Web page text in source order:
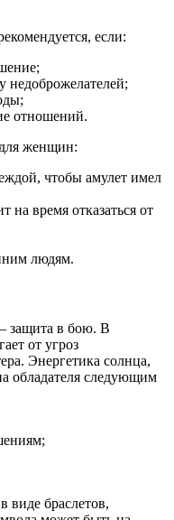
если:
недоброжелателей;
отношений.
женщин:
чтобы амулет имел
на время отказаться от
людям.
защита в бою. В
от угроз
Энергетика солнца,
обладателя следующим
браслетов,